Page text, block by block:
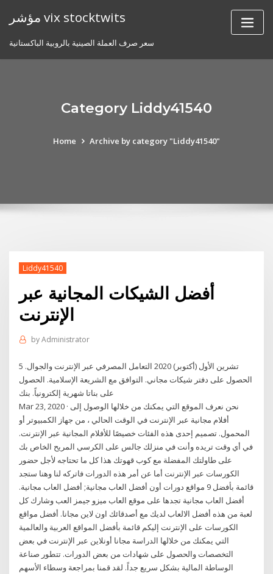
مؤشر vix stocktwits
سعر صرف العملة الصينية بالروبية الباكستانية
Category Liddy41540
Home Archive by category "Liddy41540"
Liddy41540
أفضل الشيكات المجانية عبر
الإنترنت
byAdministrator
5 تشرين الأول (أكتوبر) 2020 التعامل المصرفي عبر الإنترنت والجوال.
الحصول على دفتر شيكات مجاني. التوافق مع الشريعة الإسلامية. الحصول
Mar 23, 2020 · نحن نعرف الموقع التي يمكنك من خلالها الوصول إلى
أفلام مجانية عبر الإنترنت في الوقت الحالي ، من جهاز الكمبيوتر أو
المحمول. تصميم إحدى هذه الفئات خصيصًا للأفلام المجانية عبر الإنترنت.
في أي وقت تريده وأنت في منزلك جالس على الكرسي المريح الخاص بك
على طاولتك المفضلة مع كوب قهوتك هذا كل ما تحتاجه لأجل حضور
الكورسات عبر الإنترنت أما عن أمر هذه الدورات فاتركه لنا وهنا ستجد
قائمة بأفضل 9 مواقع دورات أون أفضل العاب مجانية; أفضل العاب مجانية.
أفضل العاب مجانية تجدها على موقع العاب ميزو جيمز العب وشارك كل
لعبة من هذه أفضل الالعاب لديك مع أصدقائك اون لاين مجانا. أفضل مواقع
الكورسات على الإنترنت إليكم قائمة بأفضل المواقع العربية والعالمية
التي يمكنك من خلالها الدراسة مجانا أونلاين عبر الإنترنت في بعض
التخصصات والحصول على شهادات من بعض الدورات. تتطور صناعة
الوساطة المالية بشكل سريع جداً. لقد قمنا بمراجعة وسطاء الأسهم